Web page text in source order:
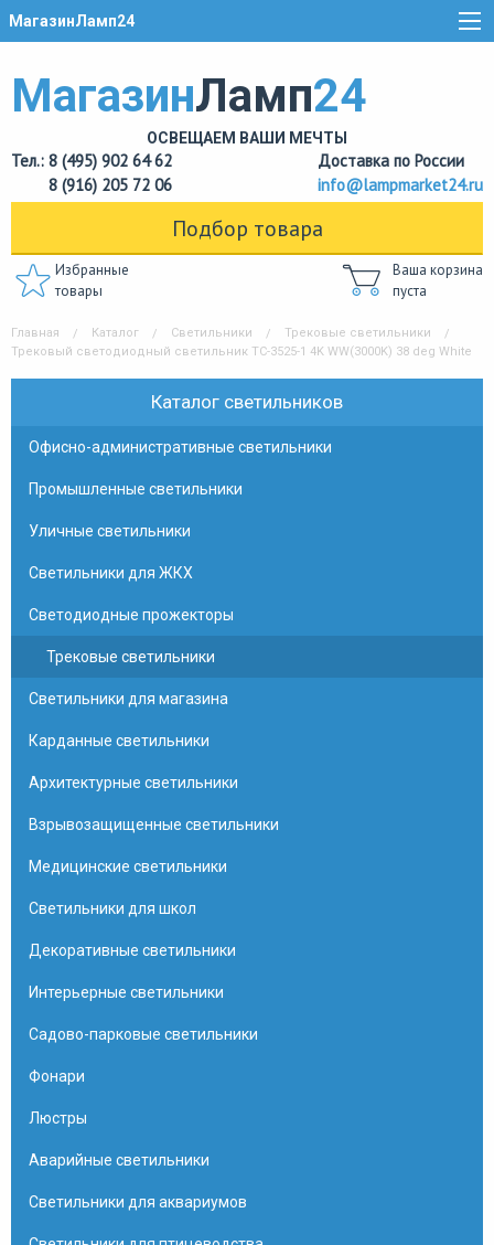
МагазинЛамп24
МагазинЛамп24
ОСВЕЩАЕМ ВАШИ МЕЧТЫ
Тел.: 8 (495) 902 64 62
8 (916) 205 72 06
Доставка по России
info@lampmarket24.ru
Подбор товара
Избранные
товары
Ваша корзина
пуста
Главная Каталог Светильники
Трековые светильники
Трековый светодиодный светильник ТС-3525-1 4K WW(3000K) 38 deg White
Каталог светильников
Офисно-административные светильники
Промышленные светильники
Уличные светильники
Светильники для ЖКХ
Светодиодные прожекторы
Трековые светильники
Светильники для магазина
Карданные светильники
Архитектурные светильники
Взрывозащищенные светильники
Медицинские светильники
Светильники для школ
Декоративные светильники
Интерьерные светильники
Садово-парковые светильники
Фонари
Люстры
Аварийные светильники
Светильники для аквариумов